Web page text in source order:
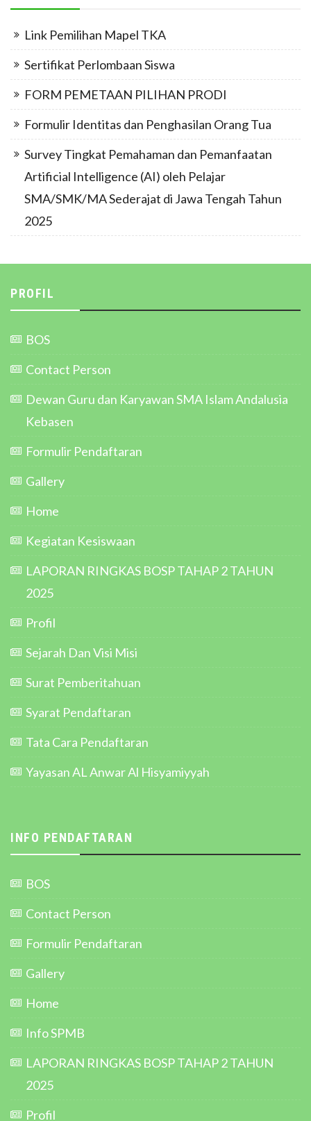
Link Pemilihan Mapel TKA
Sertifikat Perlombaan Siswa
FORM PEMETAAN PILIHAN PRODI
Formulir Identitas dan Penghasilan Orang Tua
Survey Tingkat Pemahaman dan Pemanfaatan
Artificial Intelligence (AI) oleh Pelajar
SMA/SMK/MA Sederajat di Jawa Tengah Tahun
2025
PROFIL
BOS
Contact Person
Dewan Guru dan Karyawan SMA Islam Andalusia
Kebasen
Formulir Pendaftaran
Gallery
Home
Kegiatan Kesiswaan
LAPORAN RINGKAS BOSP TAHAP 2 TAHUN
2025
Profil
Sejarah Dan Visi Misi
Surat Pemberitahuan
Syarat Pendaftaran
Tata Cara Pendaftaran
Yayasan AL Anwar Al Hisyamiyyah
INFO PENDAFTARAN
BOS
Contact Person
Formulir Pendaftaran
Gallery
Home
Info SPMB
LAPORAN RINGKAS BOSP TAHAP 2 TAHUN
2025
Profil